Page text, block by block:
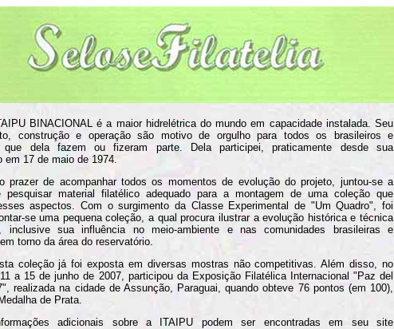
BINACIONAL é a maior hidrelétrica do mundo em capacidade instalada. Seu
construção e operação são motivo de orgulho para todos os brasileiros e
que dela fazem ou fizeram parte. Dela participei, praticamente desde sua
em 17 de maio de 1974.
prazer de acompanhar todos os momentos de evolução do projeto, juntou-se a
pesquisar material filatélico adequado para a montagem de uma coleção que
aspectos. Com o surgimento da Classe Experimental de "Um Quadro", foi
se uma pequena coleção, a qual procura ilustrar a evolução histórica e técnica
inclusive sua influência no meio-ambiente e nas comunidades brasileiras e
torno da área do reservatório.
coleção já foi exposta em diversas mostras não competitivas. Além disso, no
a 15 de junho de 2007, participou da Exposição Filatélica Internacional "Paz del
realizada na cidade de Assunção, Paraguai, quando obteve 76 pontos (em 100),
de Prata.
adicionais sobre a ITAIPU podem ser encontradas em seu site